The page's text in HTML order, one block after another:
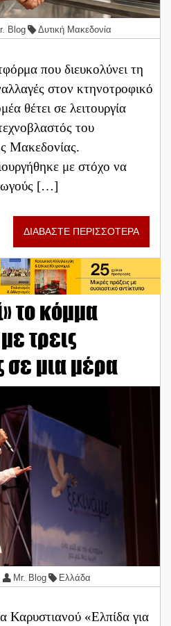
Blog Δυτική Μακεδονία
που διευκολύνει τη
στον κτηνοτροφικό
θέτει σε λειτουργία
του
Μακεδονίας.
με στόχο να
[…]
ΔΙΑΒΑΣΤΕ ΠΕΡΙΣΣΟΤΕΡΑ
το κόμμα
τρεις
μια μέρα
Mr. Blog Ελλάδα
Καρυστιανού «Ελπίδα για